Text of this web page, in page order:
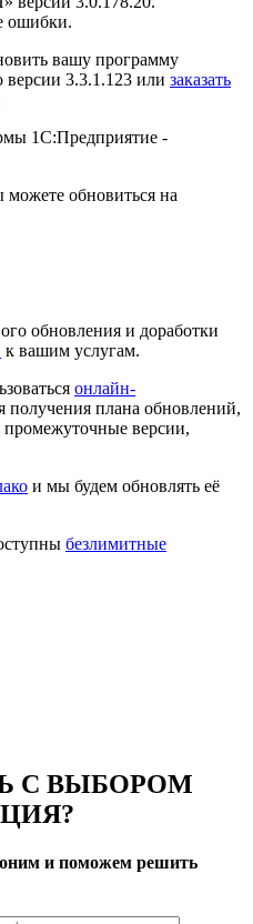
ошибки.
вашу программу
версии 3.3.1.123 или заказать
1С:Предприятие -
обновиться на
обновления и доработки
к вашим услугам.
онлайн-
получения плана обновлений,
промежуточные версии,
и мы будем обновлять её
безлимитные
С ВЫБОРОМ
и поможем решить